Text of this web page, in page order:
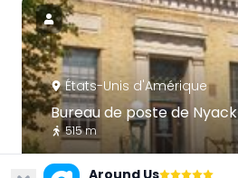
États-Unis d'Amérique
Bureau de poste de Nyack
515 m
Around Us